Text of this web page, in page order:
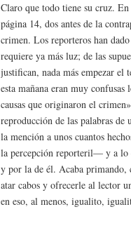
Claro que todo tiene su cruz.
página 14, dos antes de la
crimen. Los reporteros han
requiere ya más luz; de las
justifican, nada más empezar el
esta mañana eran muy
causas que originaron el
reproducción de las palabras
la mención a unos cuantos
la percepción reporteril— y a lo
y por la de él. Acaba primando,
atar cabos y ofrecerle al lector
en eso, al menos, igualito,